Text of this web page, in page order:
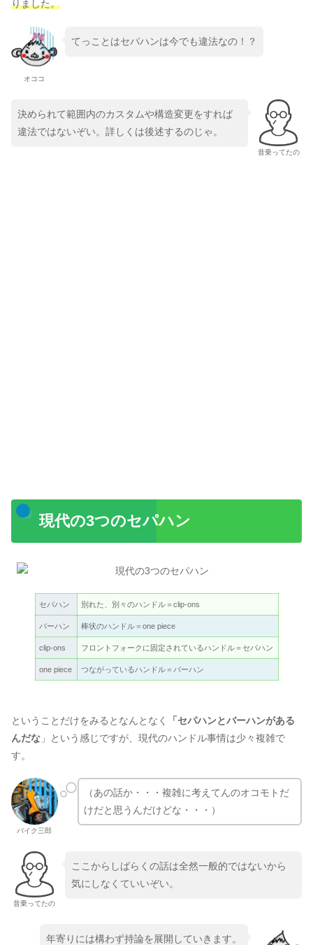
りました。
オココ
てっことはセパハンは今でも違法なの！？
昔乗ってたの
決められて範囲内のカスタムや構造変更をすれば
違法ではないぞい。詳しくは後述するのじゃ。
現代の3つのセパハン
セパハン 別れた、別々のハンドル＝clip-ons
バーハン 棒状のハンドル＝one piece
clip-ons フロントフォークに固定されているハンドル＝セパハン
one piece つながっているハンドル＝バーハン
ということだけをみるとなんとなく
「セパハンとバーハンがある
んだな 」という感じですが、現代のハンドル事情は少々複雑で
す。
バイク三郎
（あの話か・・・複雑に考えてんのオコモトだ
けだと思うんだけどな・・・）
昔乗ってたの
ここからしばらくの話は全然一般的ではないから
気にしなくていいぞい。
年寄りには構わず持論を展開していきます。